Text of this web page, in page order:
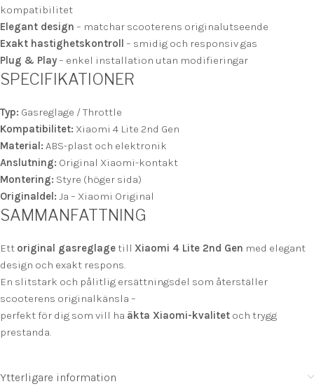
kompatibilitet
Elegant design – matchar scooterens originalutseende
Exakt hastighetskontroll
– smidig och responsiv gas
Plug & Play – enkel installation utan modifieringar
SPECIFIKATIONER
Typ: Gasreglage / Throttle
Kompatibilitet: Xiaomi 4 Lite 2nd Gen
Material: ABS-plast och elektronik
Anslutning: Original Xiaomi-kontakt
Montering: Styre (höger sida)
Originaldel: Ja – Xiaomi Original
SAMMANFATTNING
Ett original gasreglage till Xiaomi 4 Lite 2nd Gen med elegant
design och exakt respons.
En slitstark och pålitlig ersättningsdel som återställer
scooterens originalkänsla –
perfekt för dig som vill ha äkta Xiaomi-kvalitet och trygg
prestanda.
Ytterligare information